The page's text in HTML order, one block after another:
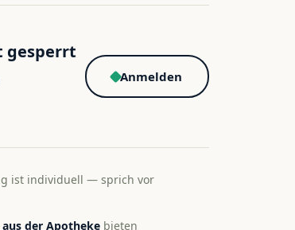
gesperrt
Anmelden
ist individuell — sprich vor
der Apotheke bieten